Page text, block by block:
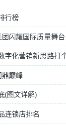
行榜
闪耀国际质量舞台
化营销新思路打个
巅峰
(图文详解)
连锁店排名